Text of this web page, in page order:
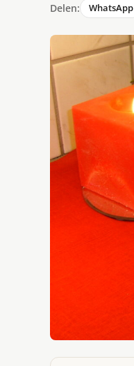
Delen: WhatsApp